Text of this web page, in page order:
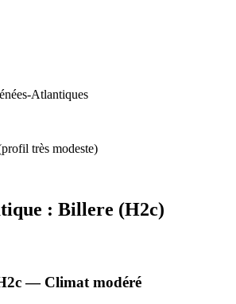
Atlantiques
très modeste)
: Billere (H2c)
— Climat modéré